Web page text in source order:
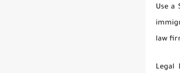
Use a
law
Legal